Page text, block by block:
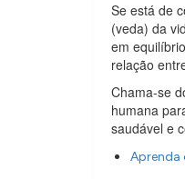
Se está de
(veda) da
em
relação
Chama-se
humana
saudável e
Aprenda